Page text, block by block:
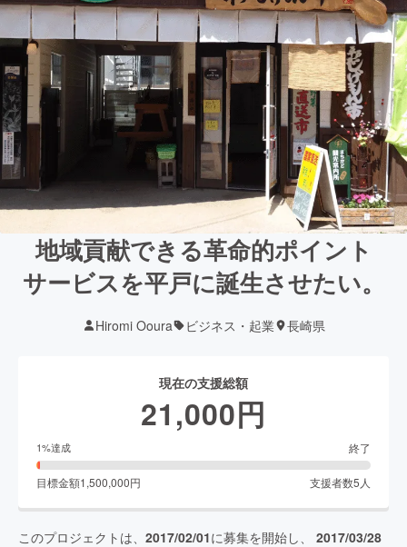
地域貢献できる革命的ポイント
サービスを平戸に誕生させたい。
Hiromi Ooura ビジネス・起業 長崎県
現在の支援総額
21,000円
1%達成 終了
目標金額1,500,000円 支援者数5 人
このプロジェクトは、 2017/02/01に募集を開始し、 2017/03/28